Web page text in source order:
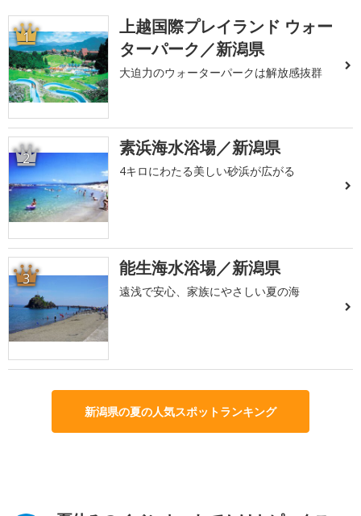
1
上越国際プレイランド ウォー
ターパーク／新潟県
大迫力のウォーターパークは解放感抜群
2 素浜海水浴場／新潟県
4キロにわたる美しい砂浜が広がる
3 能生海水浴場／新潟県
遠浅で安心、家族にやさしい夏の海
新潟県の夏の人気スポットランキング